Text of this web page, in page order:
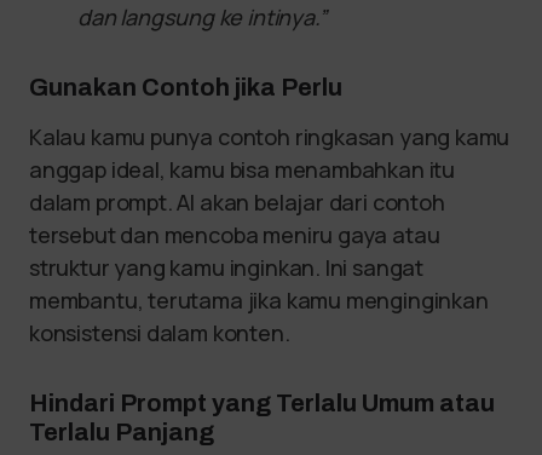
dan langsung ke intinya.”
Gunakan Contoh jika Perlu
Kalau kamu punya contoh ringkasan yang kamu
anggap ideal, kamu bisa menambahkan itu
dalam prompt. AI akan belajar dari contoh
tersebut dan mencoba meniru gaya atau
struktur yang kamu inginkan. Ini sangat
membantu, terutama jika kamu menginginkan
konsistensi dalam konten.
Hindari Prompt yang Terlalu Umum atau
Terlalu Panjang